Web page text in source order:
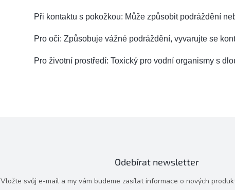
Při kontaktu s pokožkou: Může způsobit podráždění
Pro oči: Způsobuje vážné podráždění, vyvarujte se
Pro životní prostředí: Toxický pro vodní organismy s
Odebírat newsletter
Vložte svůj e-mail a my vám budeme zasílat informace o nových